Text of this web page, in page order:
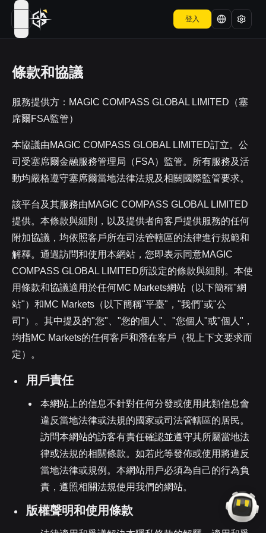
open navigation menu 登入
條款和協議
服務提供方：MAGIC COMPASS GLOBAL LIMITED（塞
席爾FSA監管）
本協議由MAGIC COMPASS GLOBAL LIMITED訂立。公
司受塞席爾金融服務管理局（FSA）監管。所有服務及活
動均嚴格遵守塞席爾當地法律法規及相關國際監管要求。
該平台及其服務由MAGIC COMPASS GLOBAL LIMITED
提供。本條款與細則，以及提供者向客戶提供服務的任何
附加協議，均依照客戶所在司法管轄區的法律進行規範和
解釋。通過訪問和使用本網站，您即表示同意MAGIC
COMPASS GLOBAL LIMITED所設定的條款與細則。本使
用條款和協議適用於任何MC Markets網站（以下簡稱"網
站"）和MC Markets（以下簡稱"平臺"，"我們"或"公
司"）。其中提及的"您"、"您的個人"、"您個人"或"個人"，
均指MC Markets的任何客戶和潛在客戶（視上下文要求而
定）。
用戶責任
本網站上的信息不針對任何分發或使用此類信息會
違反當地法律或法規的國家或司法管轄區的居民。
訪問本網站的訪客有責任確認並遵守其所屬當地法
律或法規的相關條款。如若此等發佈或使用將違反
當地法律或規例。本網站用戶必須為自己的行為負
責，遵照相關法規使用我們的網站。
版權聲明和使⽤條款